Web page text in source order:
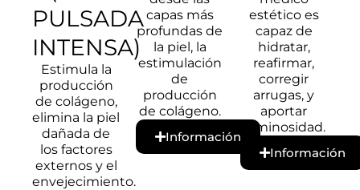
PULSADA
INTENSA)
Estimula la
producción
de colágeno,
elimina la piel
dañada de
los factores
externos y el
envejecimiento.
capas más
profundas de
la piel, la
estimulación
de
producción
de colágeno.
Información
estético es
capaz de
hidratar,
reafirmar,
corregir
arrugas, y
aportar
luminosidad.
Información